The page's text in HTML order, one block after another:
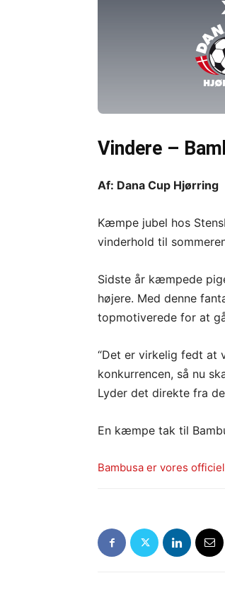
Vindere –
Af: Dana Cup Hjørring
Kæmpe jubel hos
vinderhold til
Sidste år kæmpede
højere. Med denne
topmotiverede for at
“Det er virkelig fedt at
konkurrencen, så nu
Lyder det direkte fra
En kæmpe tak til
Bambusa er vores